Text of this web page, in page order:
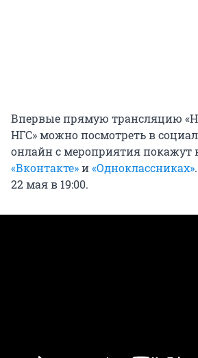
Впервые прямую трансляцию
НГС» можно посмотреть в
онлайн с мероприятия покажут
«Вконтакте»и«Одноклассниках»
22 мая в 19:00.